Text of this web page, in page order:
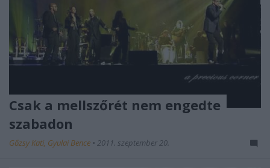
Csak a mellszőrét nem engedte
szabadon
Gőzsy Kati, Gyulai Bence • 2011. szeptember 20.